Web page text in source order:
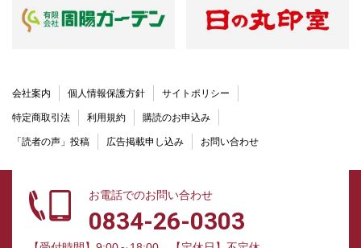
会社案内 個人情報保護方針 サイトポリシー
特定商取引法 利用規約 購読のお申込み
「読者の声」投稿 広告掲載申し込み お問い合わせ
お電話でのお問い合わせ
0834-26-0303